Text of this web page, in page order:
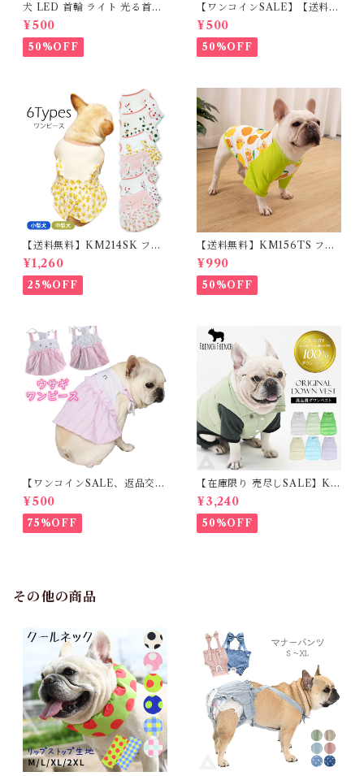
犬 LED 首輪 ライト 光る首輪
USB充電 生活防水 長さ調整可
能 首輪 犬用 ペット カラー ペ
ット用品 軽量 ドッグ用品 フレ
ンチブルドック 大型犬 中型犬
¥500
50%OFF
【ワンコインSALE】【送料無
料】KM503G クッションカバ
ー フレンチブルドッグ クリー
ム フレブル
¥500
50%OFF
【送料無料】KM214SK フレ
ブル 女の子 スカート ワンピー
ス夏 フリル 犬服 ドックウェア
¥1,260
25%OFF
【送料無料】KM156TS フレ
ブル Tシャツ フレンチブルド
ック レモン柄 犬服 ドックウェ
ア
¥990
50%OFF
【ワンコインSALE、返品交換
不可】KM171SK フレンチブ
ルドック 犬服 女の子 ピンク
スカート
¥500
75%OFF
【在庫限り 売尽しSALE】K
M952Tダウンベスト 100%ダ
ウン・フェザー 犬 犬服 ダウン
ジャケット ベスト フレンチブ
ルドッグ 冬服 極暖 暖かい 可
¥3,240
50%OFF
その他の商品